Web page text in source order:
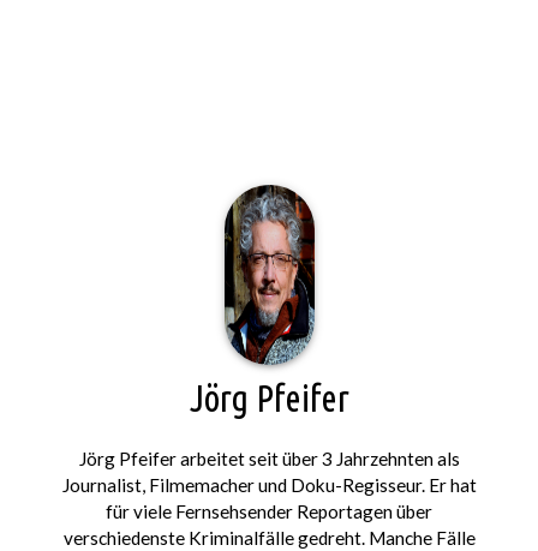
Jörg Pfeifer
Jörg Pfeifer arbeitet seit über 3 Jahrzehnten als
Journalist, Filmemacher und Doku-Regisseur. Er hat
für viele Fernsehsender Reportagen über
verschiedenste Kriminalfälle gedreht. Manche Fälle